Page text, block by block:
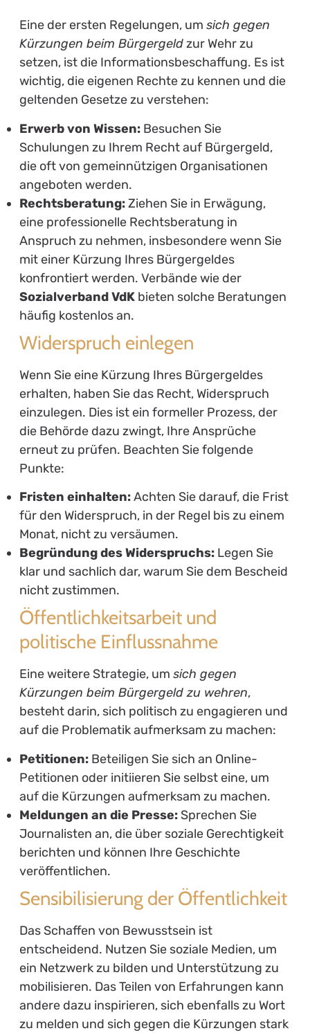
Eine der ersten Regelungen, um sich gegen
Kürzungen beim Bürgergeldzur Wehr zu
setzen, ist die Informationsbeschaffung. Es ist
wichtig, die eigenen Rechte zu kennen und die
geltenden Gesetze zu verstehen:
Erwerb von Wissen:Besuchen Sie
Schulungen zu Ihrem Recht auf Bürgergeld,
die oft von gemeinnützigen Organisationen
angeboten werden.
Rechtsberatung:Ziehen Sie in Erwägung,
eine professionelle Rechtsberatung in
Anspruch zu nehmen, insbesondere wenn Sie
mit einer Kürzung Ihres Bürgergeldes
konfrontiert werden. Verbände wie der
Sozialverband VdKbieten solche Beratungen
häufig kostenlos an.
Widerspruch einlegen
Wenn Sie eine Kürzung Ihres Bürgergeldes
erhalten, haben Sie das Recht, Widerspruch
einzulegen. Dies ist ein formeller Prozess, der
die Behörde dazu zwingt, Ihre Ansprüche
erneut zu prüfen. Beachten Sie folgende
Punkte:
Fristen einhalten:Achten Sie darauf, die Frist
für den Widerspruch, in der Regel bis zu einem
Monat, nicht zu versäumen.
Begründung des Widerspruchs:Legen Sie
klar und sachlich dar, warum Sie dem Bescheid
nicht zustimmen.
Öffentlichkeitsarbeit und
politische Einflussnahme
Eine weitere Strategie, um sich gegen
Kürzungen beim Bürgergeld zu wehren,
besteht darin, sich politisch zu engagieren und
auf die Problematik aufmerksam zu machen:
Petitionen:Beteiligen Sie sich an Online-
Petitionen oder initiieren Sie selbst eine, um
auf die Kürzungen aufmerksam zu machen.
Meldungen an die Presse:Sprechen Sie
Journalisten an, die über soziale Gerechtigkeit
berichten und können Ihre Geschichte
veröffentlichen.
Sensibilisierung der Öffentlichkeit
Das Schaffen von Bewusstsein ist
entscheidend. Nutzen Sie soziale Medien, um
ein Netzwerk zu bilden und Unterstützung zu
mobilisieren. Das Teilen von Erfahrungen kann
andere dazu inspirieren, sich ebenfalls zu Wort
zu melden und sich gegen die Kürzungen stark